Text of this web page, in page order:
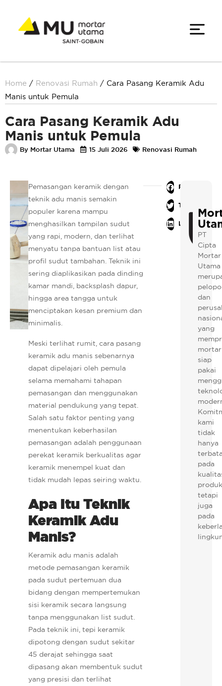
Home / Renovasi Rumah / Cara Pasang Keramik Adu
Manis untuk Pemula
Cara Pasang Keramik Adu
Manis untuk Pemula
By Mortar Utama 15 Juli 2026 Renovasi Rumah
Pemasangan keramik dengan
teknik adu manis semakin
populer karena mampu
menghasilkan tampilan sudut
yang rapi, modern, dan terlihat
menyatu tanpa bantuan list atau
profil sudut tambahan. Teknik ini
sering diaplikasikan pada dinding
kamar mandi, backsplash dapur,
hingga area tangga untuk
menciptakan kesan premium dan
minimalis.
Meski terlihat rumit, cara pasang
keramik adu manis sebenarnya
dapat dipelajari oleh pemula
selama memahami tahapan
pemasangan dan menggunakan
material pendukung yang tepat.
Salah satu faktor penting yang
menentukan keberhasilan
pemasangan adalah penggunaan
perekat keramik berkualitas agar
keramik menempel kuat dan
tidak mudah lepas seiring waktu.
Apa Itu Teknik
Keramik Adu
Manis?
Keramik adu manis adalah
metode pemasangan keramik
pada sudut pertemuan dua
bidang dengan mempertemukan
sisi keramik secara langsung
tanpa menggunakan list sudut.
Pada teknik ini, tepi keramik
dipotong dengan sudut sekitar
45 derajat sehingga saat
dipasang akan membentuk sudut
yang presisi dan terlihat
Facebook
Twitter
LinkedIn
PT
Cipta
Mortar
Utama
dan
yang
mortar
siap
pakai
kami
tidak
hanya
pada
tetapi
juga
pada